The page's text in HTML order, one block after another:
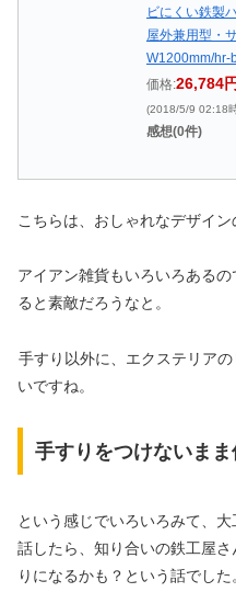
ビにくい鉄製
屋外兼用型・
W1200mm/hr-
価格:26,784円
(2018/5/9 02:18
感想(0件)
こちらは、おしゃれなデザイン
アイアン雑貨もいろいろある
ると素敵だろうなと。
手すり以外に、エクステリア
いですね。
手すりをつけないまま
という感じでいろいろみて、
話したら、知り合いの鉄工屋
りになるかも？という話でした